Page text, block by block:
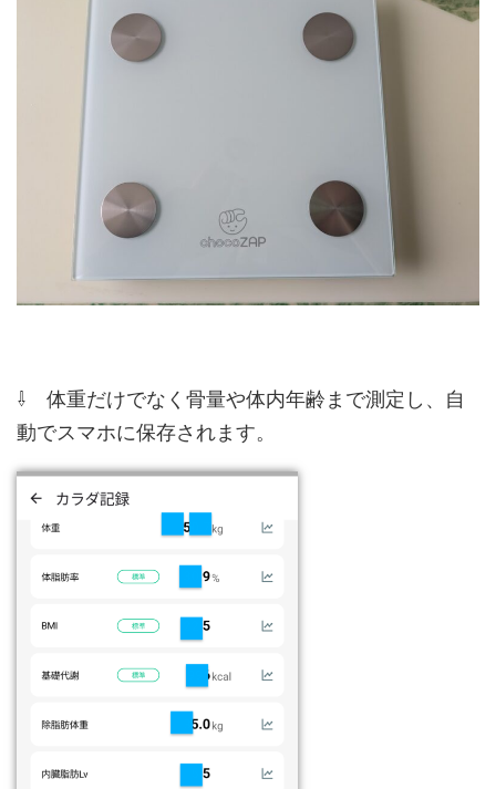
⇩ 体重だけでなく骨量や体内年齢まで測定し、自
動でスマホに保存されます。